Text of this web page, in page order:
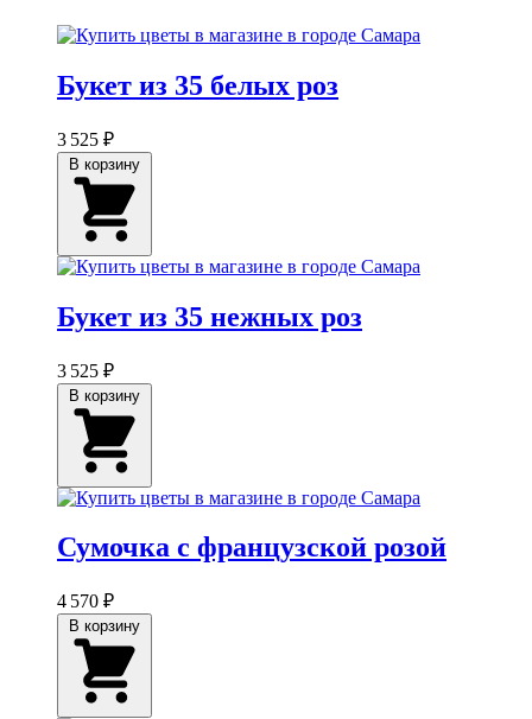
Букет из 35 белых роз
3 525 ₽
Букет из 35 нежных роз
3 525 ₽
Сумочка с французской розой
4 570 ₽